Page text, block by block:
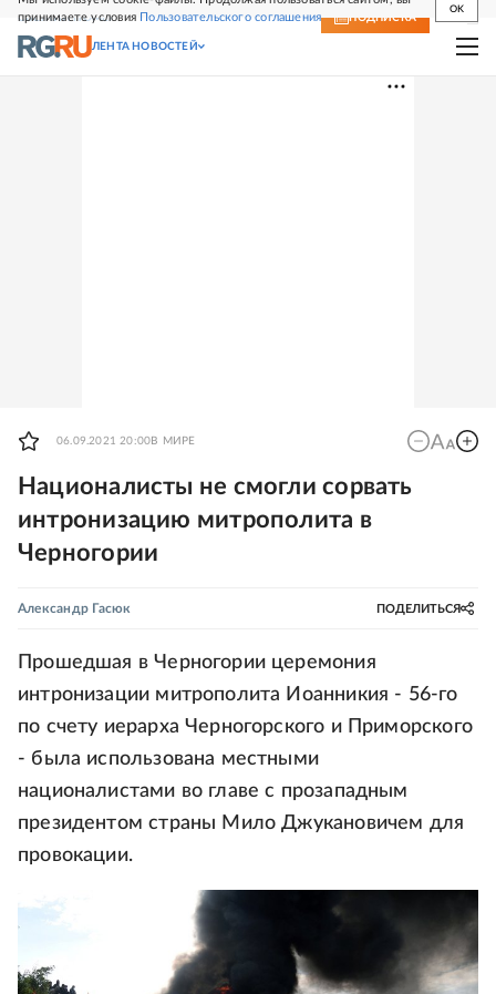
принимаете условия Пользовательского соглашения
OK
СВЕЖИЙ НОМЕР ПОДПИСКА
ЛЕНТА НОВОСТЕЙ
06.09.2021 20:00 В МИРЕ
Националисты не смогли сорвать
интронизацию митрополита в
Черногории
Александр Гасюк ПОДЕЛИТЬСЯ
Прошедшая в Черногории церемония
интронизации митрополита Иоанникия - 56-го
по счету иерарха Черногорского и Приморского
- была использована местными
националистами во главе с прозападным
президентом страны Мило Джукановичем для
провокации.